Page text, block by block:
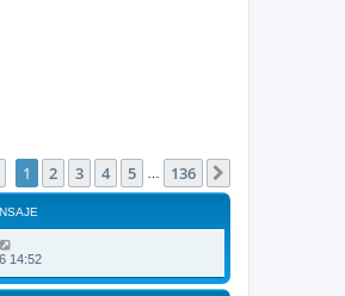
Página1 de 136
1 2 3 4 5 136
14:52